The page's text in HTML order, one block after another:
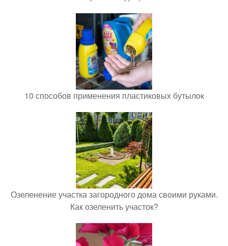
10 способов применения пластиковых бутылок
Озеленение участка загородного дома своими руками.
Как озеленить участок?